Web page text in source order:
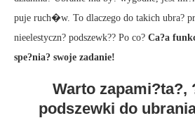
puje ruch�w. To dlaczego do takich ubra?
nieelestyczn? podszewk?? Po co? Ca?a
spe?nia? swoje zadanie!
Warto
podszewki do